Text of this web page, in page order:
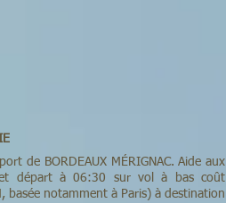
de BORDEAUX MÉRIGNAC. Aide aux
et départ à 06:30 sur vol à bas coût
basée notamment à Paris) à destination